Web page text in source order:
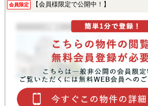
会員限定 【会員様限定で公開中！】